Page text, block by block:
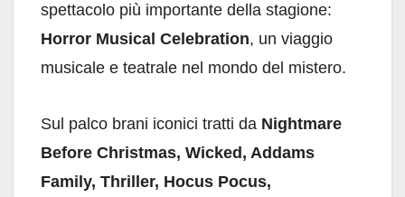
spettacolo più importante della stagione:
Horror Musical Celebration, un viaggio
musicale e teatrale nel mondo del mistero.
Sul palco brani iconici tratti da Nightmare
Before Christmas, Wicked, Addams
Family, Thriller, Hocus Pocus,